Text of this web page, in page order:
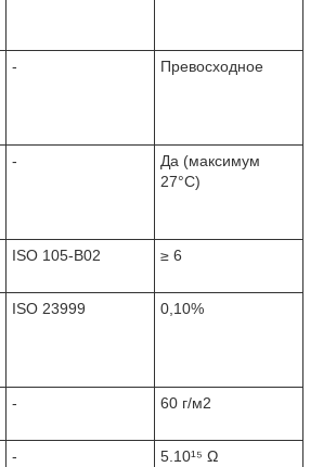
- Превосходное
-
Да (максимум
27°C)
ISO 105-B02 ≥ 6
ISO 23999 0,10%
- 60 г/м2
- 5.10¹⁵ Ω